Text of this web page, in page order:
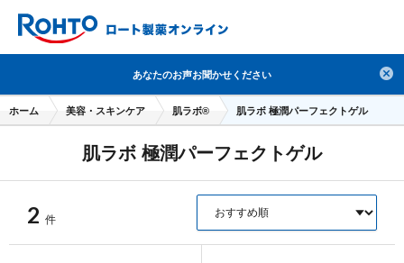
人気のキーワードで検索
目薬 ロートV5 日焼け止め 熱中症対策
セラミド オバジ ダーマセプトRX
ハイドロキノン レチノール
冬虫夏草
検索
あなたのお声お聞かせください
ホーム 美容・スキンケア 肌ラボ® 肌ラボ 極潤パーフェクトゲル
肌ラボ 極潤パーフェクトゲル
2 件